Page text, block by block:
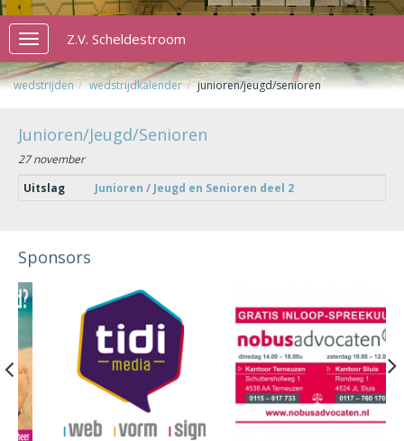
Toggle
navigation
Z.V. Scheldestroom
wedstrijden wedstrijdkalender junioren/jeugd/senioren
Junioren/Jeugd/Senioren
27 november
Uitslag
Junioren / Jeugd en Senioren deel 2
Sponsors
Previous